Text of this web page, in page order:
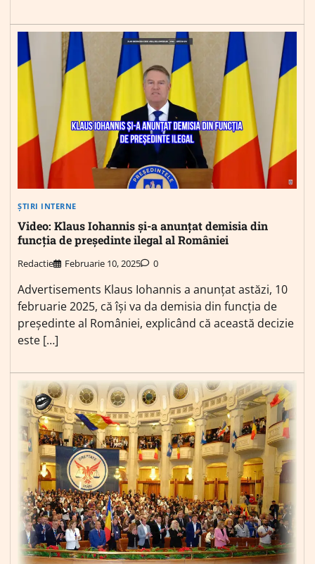
ȘTIRI INTERNE
Video: Klaus Iohannis și-a anunțat demisia din
funcția de președinte ilegal al României
Redactie Februarie 10, 2025 0
Advertisements Klaus Iohannis a anunțat astăzi, 10
februarie 2025, că își va da demisia din funcția de
președinte al României, explicând că această decizie
este […]